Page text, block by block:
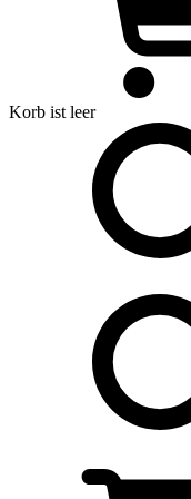
Korb ist leer